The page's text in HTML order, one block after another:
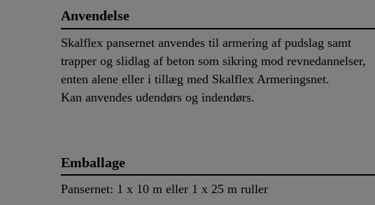
Anvendelse
Skalflex pansernet anvendes til armering af pudslag samt
trapper og slidlag af beton som sikring mod revnedannelser,
enten alene eller i tillæg med Skalflex Armeringsnet.
Kan anvendes udendørs og indendørs.
Emballage
Pansernet: 1 x 10 m eller 1 x 25 m ruller